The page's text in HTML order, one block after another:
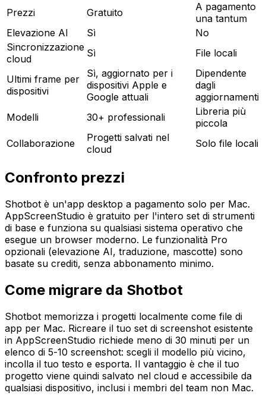
Prezzi Gratuito
A pagamento
una tantum
Elevazione AI
Sì
No
Sincronizzazione
cloud
Sì File locali
Ultimi frame per
dispositivi
Sì, aggiornato per i
dispositivi Apple e
Google attuali
Dipendente
dagli
aggiornamenti
Modelli
30+ professionali
Libreria più
piccola
Collaborazione
Progetti salvati nel
cloud
Solo file locali
Confronto prezzi
Shotbot è un'app desktop a pagamento solo per Mac.
AppScreenStudio è gratuito per l'intero set di strumenti
di base e funziona su qualsiasi sistema operativo che
esegue un browser moderno. Le funzionalità Pro
opzionali (elevazione AI, traduzione, mascotte) sono
basate su crediti, senza abbonamento minimo.
Come migrare da Shotbot
Shotbot memorizza i progetti localmente come file di
app per Mac. Ricreare il tuo set di screenshot esistente
in AppScreenStudio richiede meno di 30 minuti per un
elenco di 5-10 screenshot: scegli il modello più vicino,
incolla il tuo testo e esporta. Il vantaggio è che il tuo
progetto viene quindi salvato nel cloud e accessibile da
qualsiasi dispositivo, inclusi i membri del team non Mac.